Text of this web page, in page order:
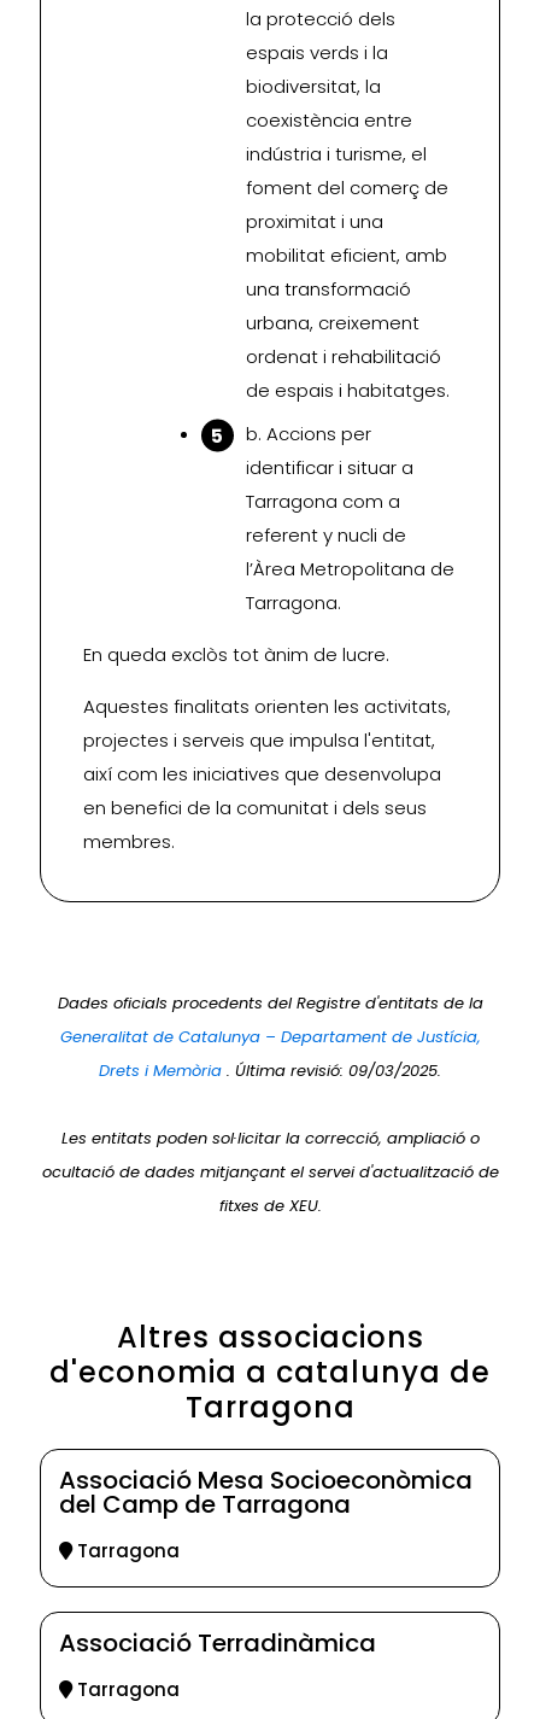
la protecció dels
espais verds i la
biodiversitat, la
coexistència entre
indústria i turisme, el
foment del comerç de
proximitat i una
mobilitat eficient, amb
una transformació
urbana, creixement
ordenat i rehabilitació
de espais i habitatges.
b. Accions per
identificar i situar a
Tarragona com a
referent y nucli de
l’Àrea Metropolitana de
Tarragona.
En queda exclòs tot ànim de lucre.
Aquestes finalitats orienten les activitats,
projectes i serveis que impulsa l'entitat,
així com les iniciatives que desenvolupa
en benefici de la comunitat i dels seus
membres.
Dades oficials procedents del Registre d'entitats de la
Generalitat de Catalunya – Departament de Justícia,
Drets i Memòria . Última revisió: 09/03/2025.
Les entitats poden sol·licitar la correcció, ampliació o
ocultació de dades mitjançant el servei d'actualització de
fitxes de XEU.
Altres associacions
d'economia a catalunya de
Tarragona
Associació Mesa Socioeconòmica
del Camp de Tarragona
Tarragona
Associació Terradinàmica
Tarragona